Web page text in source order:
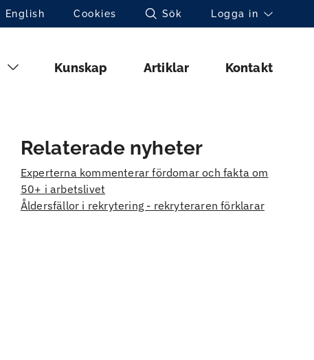
Toppnavigation (sv)
English Cookies Sök Logga in
Huvudmeny (sv)
Kunskap Artiklar Kontakt
Relaterade nyheter
Experterna kommenterar fördomar och fakta om
50+ i arbetslivet
Åldersfällor i rekrytering - rekryteraren förklarar